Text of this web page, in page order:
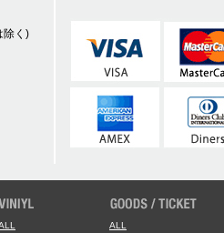
除く)
ALL